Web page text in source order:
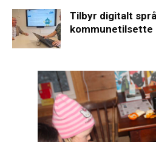
Tilbyr digitalt
kommunetilsette